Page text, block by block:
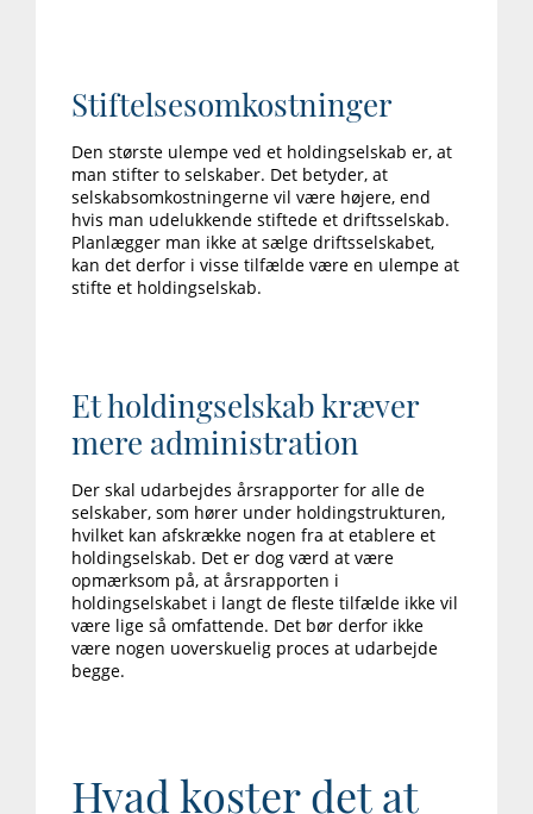
Stiftelsesomkostninger
Den største ulempe ved et holdingselskab er, at
man stifter to selskaber. Det betyder, at
selskabsomkostningerne vil være højere, end
hvis man udelukkende stiftede et driftsselskab.
Planlægger man ikke at sælge driftsselskabet,
kan det derfor i visse tilfælde være en ulempe at
stifte et holdingselskab.
Et holdingselskab kræver
mere administration
Der skal udarbejdes årsrapporter for alle de
selskaber, som hører under holdingstrukturen,
hvilket kan afskrække nogen fra at etablere et
holdingselskab. Det er dog værd at være
opmærksom på, at årsrapporten i
holdingselskabet i langt de fleste tilfælde ikke vil
være lige så omfattende. Det bør derfor ikke
være nogen uoverskuelig proces at udarbejde
begge.
Hvad koster det at